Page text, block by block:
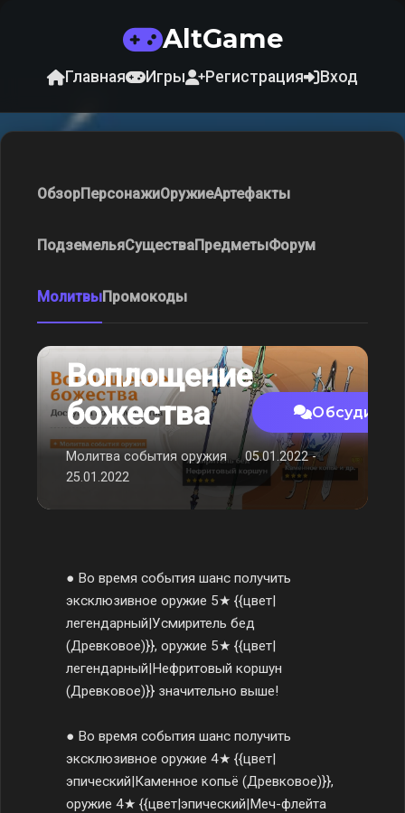
AltGame
Главная Игры Регистрация Вход
ОбзорПерсонажиОружиеАртефакты
ПодземельяСуществаПредметыФорум
МолитвыПромокоды
Воплощение
божества
Обсудить
Молитва события оружия
05.01.2022 -
25.01.2022
● Во время события шанс получить
эксклюзивное оружие 5★ {{цвет|
легендарный|Усмиритель бед
(Древковое)}}, оружие 5★ {{цвет|
легендарный|Нефритовый коршун
(Древковое)}} значительно выше!
● Во время события шанс получить
эксклюзивное оружие 4★ {{цвет|
эпический|Каменное копьё (Древковое)}},
оружие 4★ {{цвет|эпический|Меч-флейта